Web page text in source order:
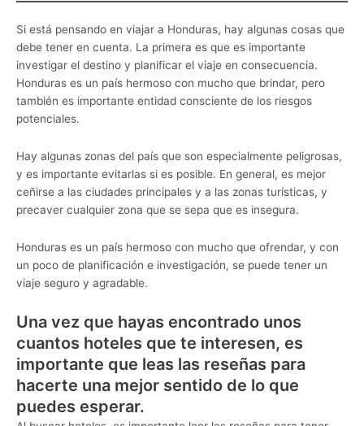
Si está pensando en viajar a Honduras, hay algunas cosas que
debe tener en cuenta. La primera es que es importante
investigar el destino y planificar el viaje en consecuencia.
Honduras es un país hermoso con mucho que brindar, pero
también es importante entidad consciente de los riesgos
potenciales.
Hay algunas zonas del país que son especialmente peligrosas,
y es importante evitarlas si es posible. En general, es mejor
ceñirse a las ciudades principales y a las zonas turísticas, y
precaver cualquier zona que se sepa que es insegura.
Honduras es un país hermoso con mucho que ofrendar, y con
un poco de planificación e investigación, se puede tener un
viaje seguro y agradable.
Una vez que hayas encontrado unos
cuantos hoteles que te interesen, es
importante que leas las reseñas para
hacerte una mejor sentido de lo que
puedes esperar.